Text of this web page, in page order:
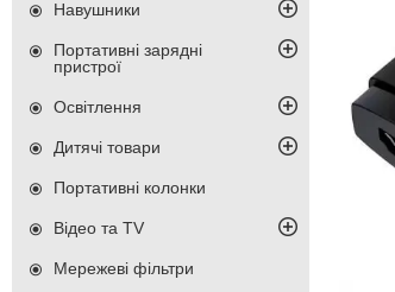
Навушники
Портативні зарядні
пристрої
Освітлення
Дитячі товари
Портативні колонки
Відео та TV
Мережеві фільтри